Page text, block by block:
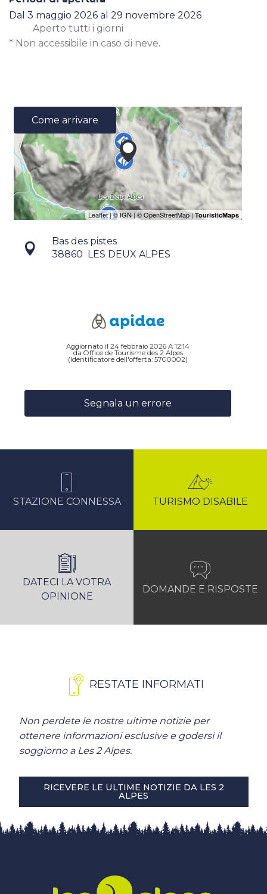
Dal 3 maggio 2026 al 29 novembre 2026
Aperto tutti i giorni
* Non accessibile in caso di neve.
Come arrivare
Bas des pistes
38860 LES DEUX ALPES
Aggiornato il 24 febbraio 2026 A 12:14
da Office de Tourisme des 2 Alpes
(Identificatore dell'offerta: 5700002)
Segnala un errore
STAZIONE CONNESSA TURISMO DISABILE
DATECI LA VOTRA
OPINIONE
DOMANDE E RISPOSTE
RESTATE INFORMATI
Non perdete le nostre ultime notizie per
ottenere informazioni esclusive e godersi il
soggiorno a Les 2 Alpes.
RICEVERE LE ULTIME NOTIZIE DA LES 2
ALPES